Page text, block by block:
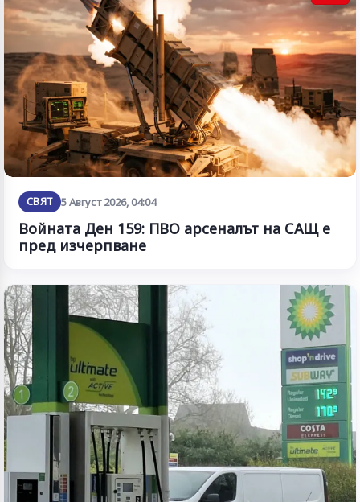
СВЯТ 5 Август 2026, 04:04
Войната Ден 159: ПВО арсеналът на САЩ е
пред изчерпване